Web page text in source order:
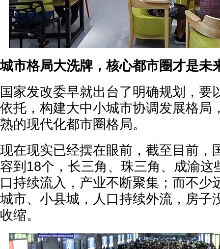
城市格局大洗牌，核心都市圈才是未
国家发改委早就出台了明确规划，要
依托，构建大中小城市协调发展格局
熟的现代化都市圈格局。
现在现实已经摆在眼前，截至目前，
容到18个，长三角、珠三角、成渝这
口持续流入，产业不断聚集；而不少
城市、小县城，人口持续外流，房子
收缩。